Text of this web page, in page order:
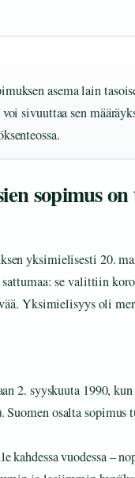
asema lain
sivuuttaa sen
sopimus
yksimielisesti 20.
se valittiin
Yksimielisyys oli
2. syyskuuta 1990,
Suomen osalta sopimus
kahdessa vuodessa –